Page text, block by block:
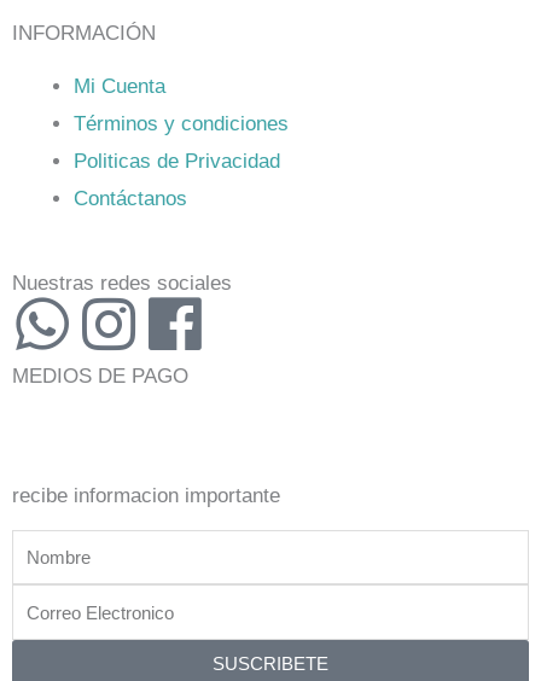
INFORMACIÓN
Mi Cuenta
Términos y condiciones
Politicas de Privacidad
Contáctanos
Nuestras redes sociales
W
h
t
s
a
I
n
t
g
F
a
e
o
MEDIOS DE PAGO
recibe informacion importante
Nombre
Correo
Electronico
SUSCRIBETE